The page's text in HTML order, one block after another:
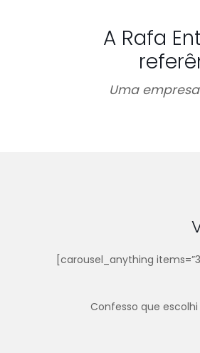
A Rafa
Uma
[carousel_anything
Confesso que